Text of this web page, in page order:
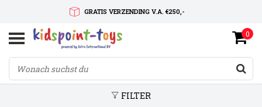
GRATIS VERZENDING V.A. €250,-
SNELLE LEVERTIJD
SERVICE OP MAAT
0
FILTER